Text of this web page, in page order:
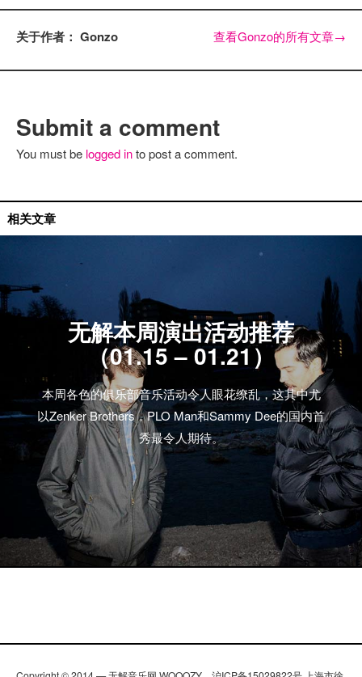
关于作者： Gonzo 查看Gonzo的所有文章→
Submit a comment
You must be logged into post a comment.
相关文章
无解本周演出活动推荐
（01.15 – 01.21）
本周各色的俱乐部音乐活动令人眼花缭乱，这其中尤
以Zenker Brothers，PLO Man和Sammy Dee的国内首
秀最令人期待。